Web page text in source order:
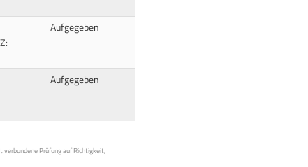
Aufgegeben
Aufgegeben
Prüfung auf Richtigkeit,